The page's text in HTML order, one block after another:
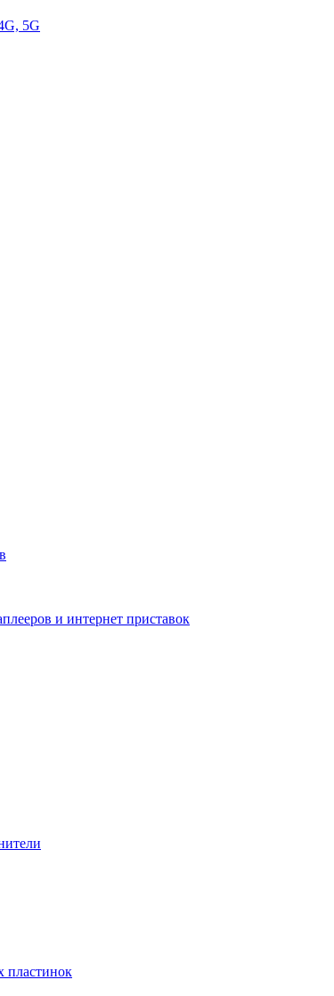
5G
и интернет приставок
пластинок